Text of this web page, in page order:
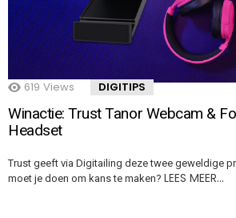
619 Views DIGITIPS
Winactie: Trust Tanor Webcam &
Headset
Trust geeft via Digitailing deze twee geweldige
moet je doen om kans te maken? LEES MEER…